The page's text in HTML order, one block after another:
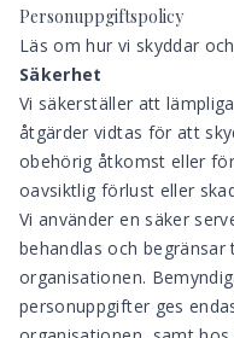
Personuppgiftspolicy
Läs om hur vi skyddar
Säkerhet
Vi säkerställer att
åtgärder vidtas för att
obehörig åtkomst eller
oavsiktlig förlust eller
Vi använder en säker
behandlas och
organisationen.
personuppgifter ges